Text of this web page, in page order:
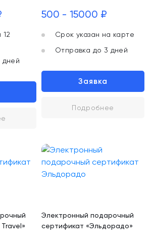
дней
500 - 15000 ₽
Срок указан на карте
Отправка до 3 дней
Заявка
Подробнее
Электронный подарочный
сертификат «Эльдорадо»